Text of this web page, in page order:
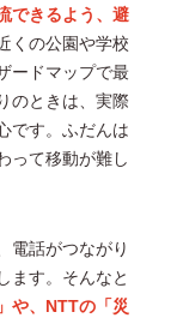
できるよう、避
くの公園や学校
ードマップで最
のときは、実際
です。ふだんは
って移動が難し
電話がつながり
ます。そんなと
や、NTTの「災